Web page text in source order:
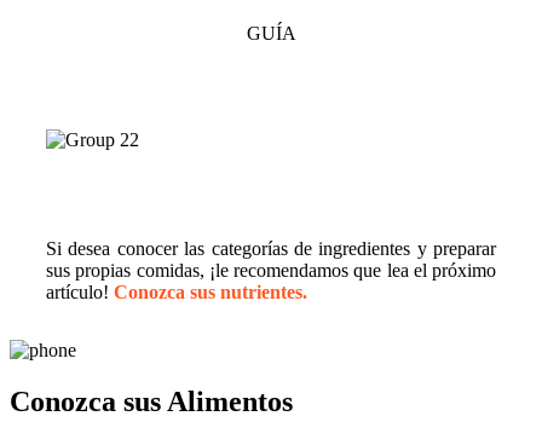
GUÍA
Si desea conocer las categorías de ingredientes y preparar
sus propias comidas, ¡le recomendamos que lea el próximo
artículo! Conozca sus nutrientes.
Conozca sus Alimentos